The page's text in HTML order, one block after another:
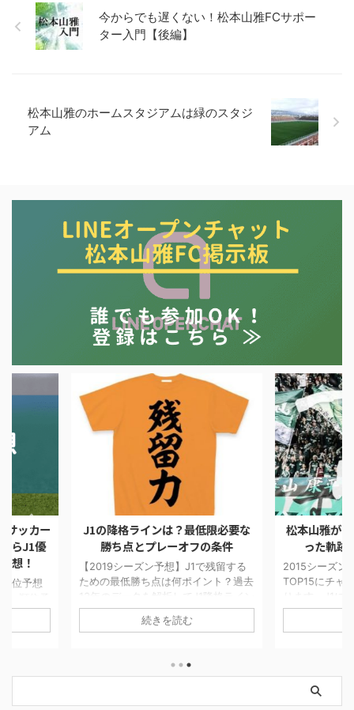
今からでも遅くない！松本山雅FCサポー
ター入門【後編】
松本山雅のホームスタジアムは緑のスタジ
アム
限必要な
の条件
残留する
ント？過去
チーム間の
松本山雅がTOP15まであと一歩だ
った軌跡【2015シーズン】
2015シーズンに松本山雅がJ1の
TOP15にチャレンジした軌跡を振り返
ります。J1に残ることを目指し戦った
4試合を当時の他チームの状況や気持
ちを書いています。最終順位は16位で
続きを読む
【Jリーグ
解説者&
勝&降
2019シーズ
た。ダーク
古屋グラン